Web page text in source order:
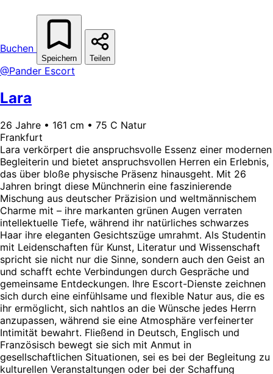
Buchen
Speichern Teilen
@Pander Escort
Lara
26 Jahre • 161 cm • 75 C Natur
Frankfurt
Lara verkörpert die anspruchsvolle Essenz einer modernen
Begleiterin und bietet anspruchsvollen Herren ein Erlebnis,
das über bloße physische Präsenz hinausgeht. Mit 26
Jahren bringt diese Münchnerin eine faszinierende
Mischung aus deutscher Präzision und weltmännischem
Charme mit – ihre markanten grünen Augen verraten
intellektuelle Tiefe, während ihr natürliches schwarzes
Haar ihre eleganten Gesichtszüge umrahmt. Als Studentin
mit Leidenschaften für Kunst, Literatur und Wissenschaft
spricht sie nicht nur die Sinne, sondern auch den Geist an
und schafft echte Verbindungen durch Gespräche und
gemeinsame Entdeckungen. Ihre Escort-Dienste zeichnen
sich durch eine einfühlsame und flexible Natur aus, die es
ihr ermöglicht, sich nahtlos an die Wünsche jedes Herrn
anzupassen, während sie eine Atmosphäre verfeinerter
Intimität bewahrt. Fließend in Deutsch, Englisch und
Französisch bewegt sie sich mit Anmut in
gesellschaftlichen Situationen, sei es bei der Begleitung zu
kulturellen Veranstaltungen oder bei der Schaffung